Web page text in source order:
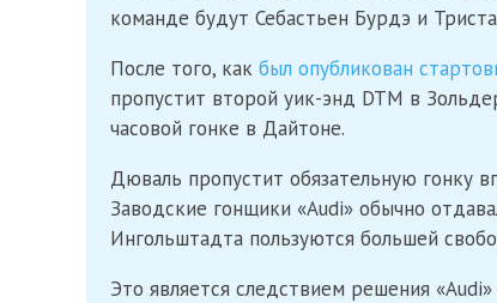
команде будут Себастьен Бурдэ и
После того, как был опубликован
пропустит второй уик-энд DTM в
часовой гонке в Дайтоне.
Дюваль пропустит обязательную гонку
Заводские гонщики «Audi» обычно
Ингольштадта пользуются большей
Это является следствием решения